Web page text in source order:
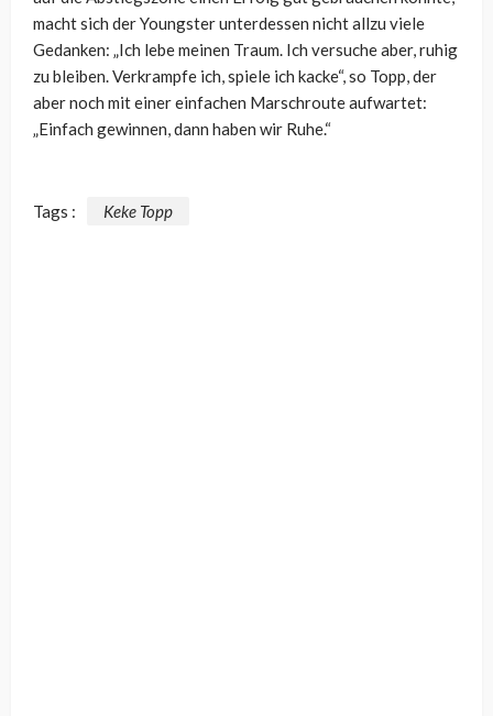
macht sich der Youngster unterdessen nicht allzu viele
Gedanken: „Ich lebe meinen Traum. Ich versuche aber, ruhig
zu bleiben. Verkrampfe ich, spiele ich kacke“, so Topp, der
aber noch mit einer einfachen Marschroute aufwartet:
„Einfach gewinnen, dann haben wir Ruhe.“
Tags : Keke Topp